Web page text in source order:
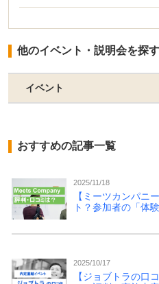
他のイベント・説明会を探す
イベント
おすすめの記事一覧
2025/11/18
【ミーツカンパニ
ト？参加者の「体
2025/10/17
【ジョブトラの口